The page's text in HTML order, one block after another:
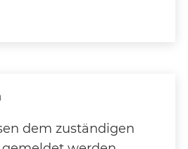
dem zuständigen